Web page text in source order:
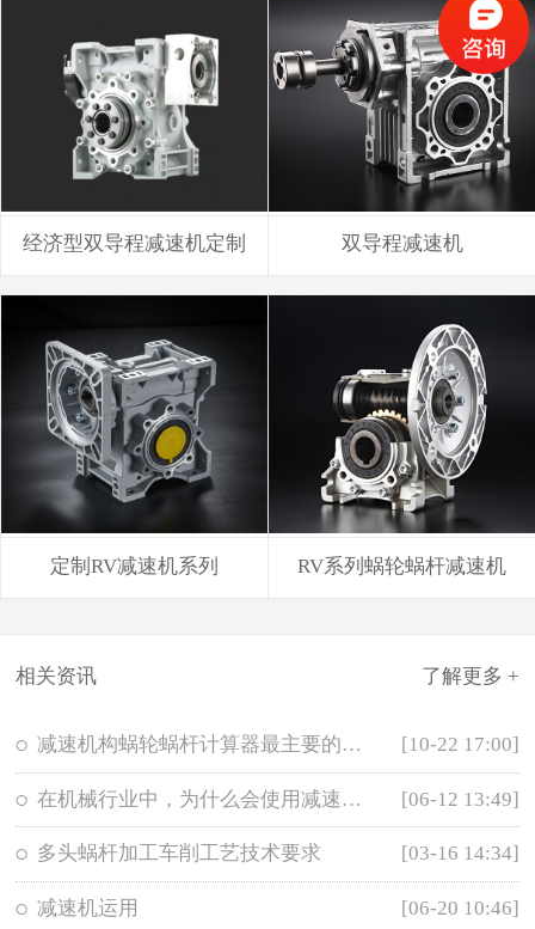
经济型双导程减速机定制 双导程减速机
定制RV减速机系列 RV系列蜗轮蜗杆减速机
相关资讯 了解更多 +
减速机构蜗轮蜗杆计算器最主要的优势有这些。。。 [10-22 17:00]
在机械行业中，为什么会使用减速器而不是加速器呢？ [06-12 13:49]
多头蜗杆加工车削工艺技术要求 [03-16 14:34]
减速机运用 [06-20 10:46]